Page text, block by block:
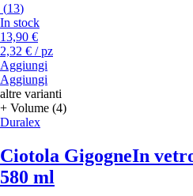
(13)
In stock
13,90 €
2,32 € / pz
Aggiungi
Aggiungi
altre varianti
+ Volume (4)
Duralex
Ciotola GigogneIn
580 ml